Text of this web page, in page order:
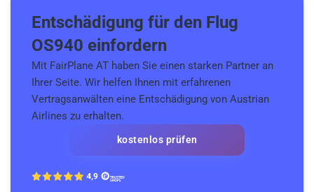
Entschädigung für den Flug
OS940 einfordern
Mit FairPlane AT haben Sie einen starken Partner an
Ihrer Seite. Wir helfen Ihnen mit erfahrenen
Vertragsanwälten eine Entschädigung von Austrian
Airlines zu erhalten.
kostenlos prüfen